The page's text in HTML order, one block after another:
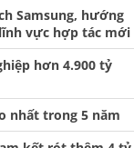
Samsung, hướng
vực hợp tác mới
hơn 4.900 tỷ
nhất trong 5 năm